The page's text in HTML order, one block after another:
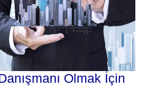
Olmak İçin